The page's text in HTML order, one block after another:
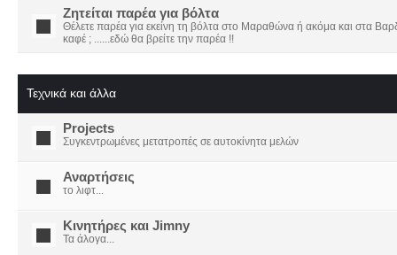
Ζητείται παρέα για βόλτα
Θέλετε παρέα για εκείνη τη βόλτα στο Μαραθώνα ή ακόμα και στα
καφέ ; ......εδώ θα βρείτε την παρέα !!
Τεχνικά και άλλα
Projects
Συγκεντρωμένες μετατροπές σε αυτοκίνητα μελών
Αναρτήσεις
το λιφτ...
Κινητήρες και Jimny
Τα άλογα...